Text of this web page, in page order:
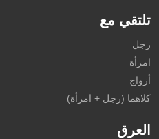
تلتقي مع
رجل
امرأة
أزواج
كلاهما (رجل + امرأة)
العرق